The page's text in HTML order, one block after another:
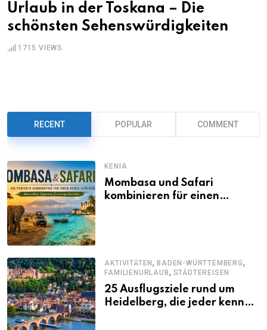
Urlaub in der Toskana – Die
schönsten Sehenswürdigkeiten
1715 VIEWS
RECENT POPULAR COMMENT
KENIA
Mombasa und Safari
kombinieren für einen
AKTIVITÄTEN,BADEN-WÜRTTEMBERG,
FAMILIENURLAUB, STÄDTEREISEN
25 Ausflugsziele rund um
Heidelberg, die jeder kennen